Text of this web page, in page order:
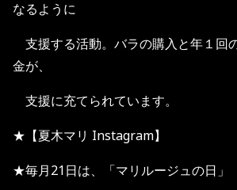
なるように
支援する活動。バラの購入と年１回
金が、
支援に充てられています。
★【夏木マリ Instagram】
★毎月21日は、「マリルージュの日」